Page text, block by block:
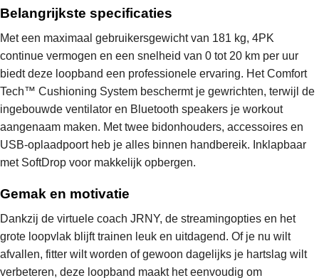
Belangrijkste specificaties
Met een maximaal gebruikersgewicht van 181 kg, 4PK
continue vermogen en een snelheid van 0 tot 20 km per uur
biedt deze loopband een professionele ervaring. Het Comfort
Tech™ Cushioning System beschermt je gewrichten, terwijl de
ingebouwde ventilator en Bluetooth speakers je workout
aangenaam maken. Met twee bidonhouders, accessoires en
USB-oplaadpoort heb je alles binnen handbereik. Inklapbaar
met SoftDrop voor makkelijk opbergen.
Gemak en motivatie
Dankzij de virtuele coach JRNY, de streamingopties en het
grote loopvlak blijft trainen leuk en uitdagend. Of je nu wilt
afvallen, fitter wilt worden of gewoon dagelijks je hartslag wilt
verbeteren, deze loopband maakt het eenvoudig om